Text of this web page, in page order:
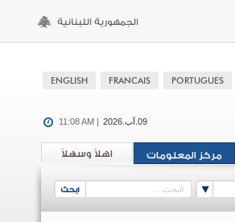
09.آب.2026 11:08 AM |
اهلاً وسهلاً مركز المعلومات